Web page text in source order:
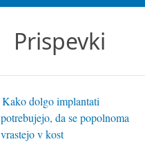
Prispevki
Kako dolgo implantati
potrebujejo, da se popolnoma
vrastejo v kost